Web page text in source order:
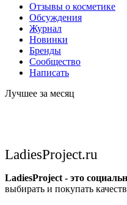
Отзывы о косметике
Обсуждения
Журнал
Новинки
Бренды
Сообщество
Написать
Лучшее за месяц
LadiesProject.ru
LadiesProject - это
выбирать и покупать